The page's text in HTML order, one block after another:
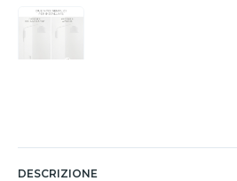
DESCRIZIONE